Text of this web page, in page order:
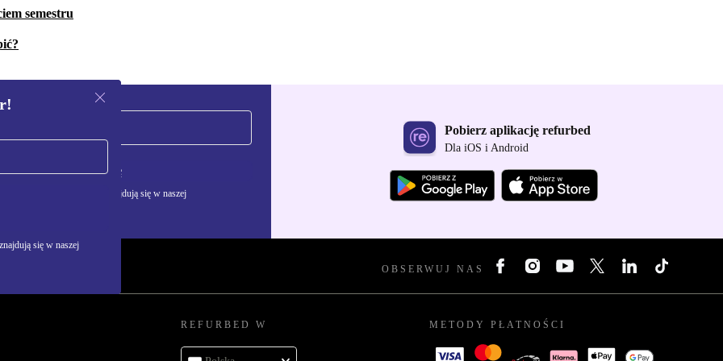
semestru
się w naszej
Zarejestruj się
danych osobowych znajdują się w naszej
Pobierz aplikację refurbed
Dla iOS i Android
OBSERWUJ NAS
REFURBED W METODY PŁATNOŚCI